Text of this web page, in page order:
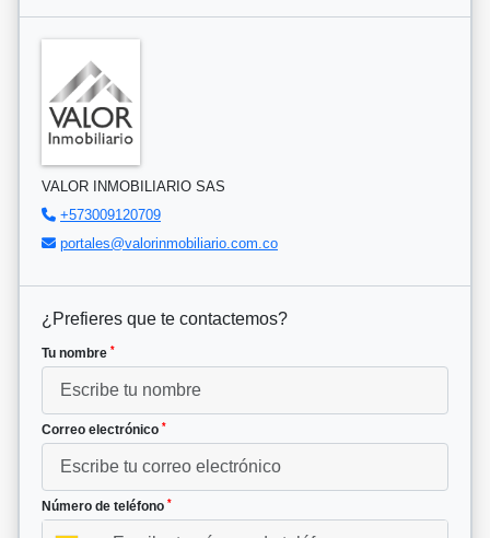
VALOR INMOBILIARIO SAS
+573009120709
portales@valorinmobiliario.com.co
¿Prefieres que te contactemos?
Tu nombre *
Correo electrónico *
Número de teléfono *